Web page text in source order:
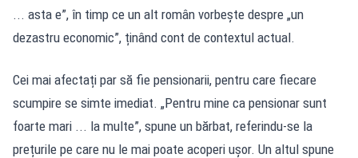
... asta e”, în timp ce un alt român vorbește despre „un
dezastru economic”, ținând cont de contextul actual.
Cei mai afectați par să fie pensionarii, pentru care fiecare
scumpire se simte imediat. „Pentru mine ca pensionar sunt
foarte mari ... la multe”, spune un bărbat, referindu-se la
prețurile pe care nu le mai poate acoperi ușor. Un altul spune